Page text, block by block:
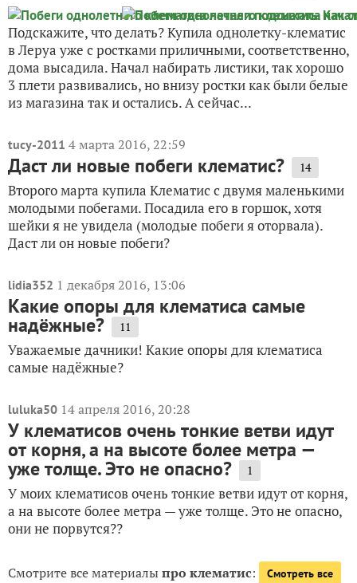
Подскажите, что делать? Купила однолетку-клематис
в Леруа уже с ростками приличными, соответственно,
дома высадила. Начал набирать листики, так хорошо
3 плети развивались, но внизу ростки как были белые
из магазина так и остались. А сейчас...
tucy-2011 4 марта 2016, 22:59
Даст ли новые побеги клематис? 14
Второго марта купила Клематис с двумя маленькими
молодыми побегами. Посадила его в горшок, хотя
шейки я не увидела (молодые побеги я оторвала).
Даст ли он новые побеги?
lidia352 1 декабря 2016, 13:06
Какие опоры для клематиса самые
надёжные? 11
Уважаемые дачники! Какие опоры для клематиса
самые надёжные?
luluka50 14 апреля 2016, 20:28
У клематисов очень тонкие ветви идут
от корня, а на высоте более метра —
уже толще. Это не опасно? 1
У моих клематисов очень тонкие ветви идут от корня,
а на высоте более метра — уже толще. Это не опасно,
они не порвутся??
Смотрите все материалыпро клематис: Смотреть все